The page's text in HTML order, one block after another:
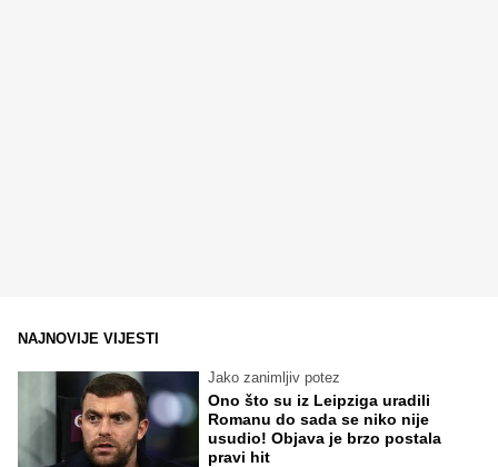
NAJNOVIJE VIJESTI
Jako zanimljiv potez
Ono što su iz Leipziga uradili
Romanu do sada se niko nije
usudio! Objava je brzo postala
pravi hit